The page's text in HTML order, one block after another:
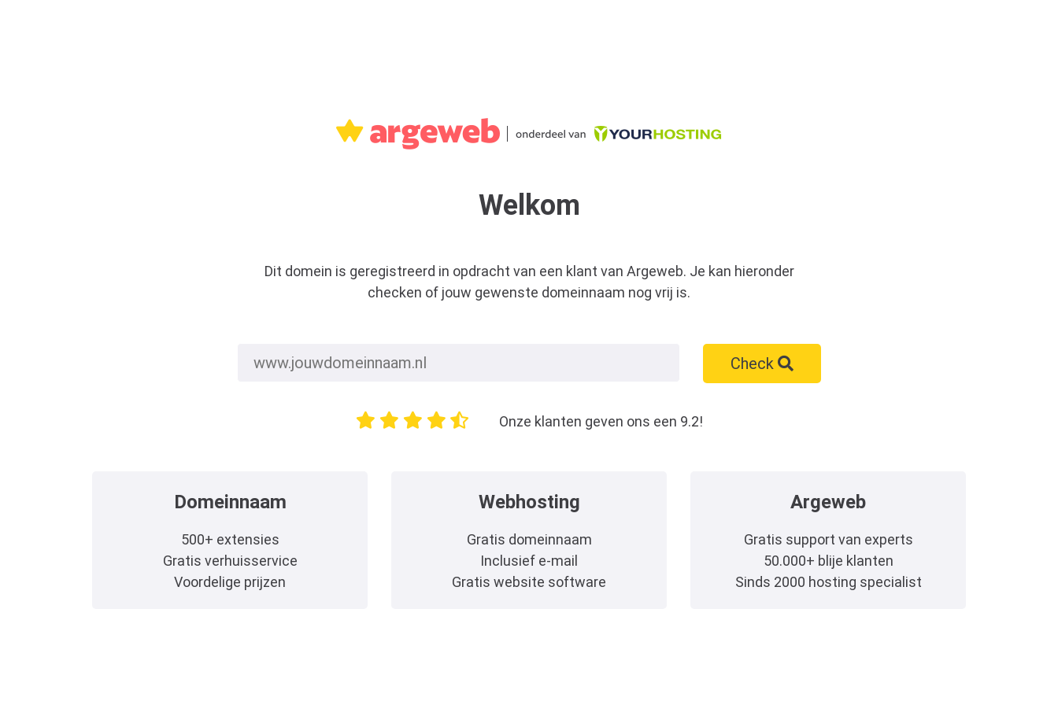
Welkom
Dit domein is geregistreerd in opdracht van een klant van Argeweb. Je kan hieronder
checken of jouw gewenste domeinnaam nog vrij is.
Check
Onze klanten geven ons een 9.2!
Domeinnaam
500+ extensies
Gratis verhuisservice
Voordelige prijzen
Webhosting
Gratis domeinnaam
Inclusief e-mail
Gratis website software
Argeweb
Gratis support van experts
50.000+ blije klanten
Sinds 2000 hosting specialist